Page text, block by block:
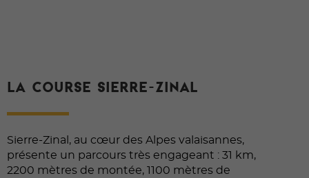
LA COURSE SIERRE-ZINAL
Sierre-Zinal, au cœur des Alpes valaisannes,
présente un parcours très engageant : 31 km,
2200 mètres de montée, 1100 mètres de